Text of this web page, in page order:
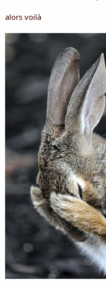
alors voilà